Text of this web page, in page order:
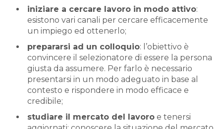
iniziare a cercare lavoro in modo attivo:
esistono vari canali per cercare efficacemente
un impiego ed ottenerlo;
prepararsi ad un colloquio: l’obiettivo è
convincere il selezionatore di essere la persona
giusta da assumere. Per farlo è necessario
presentarsi in un modo adeguato in base al
contesto e rispondere in modo efficace e
credibile;
studiare il mercato del lavoro e tenersi